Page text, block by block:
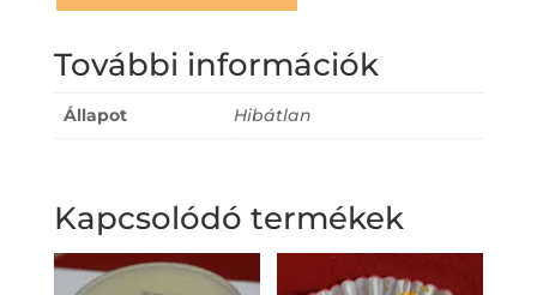
További információk
Állapot Hibátlan
Kapcsolódó termékek